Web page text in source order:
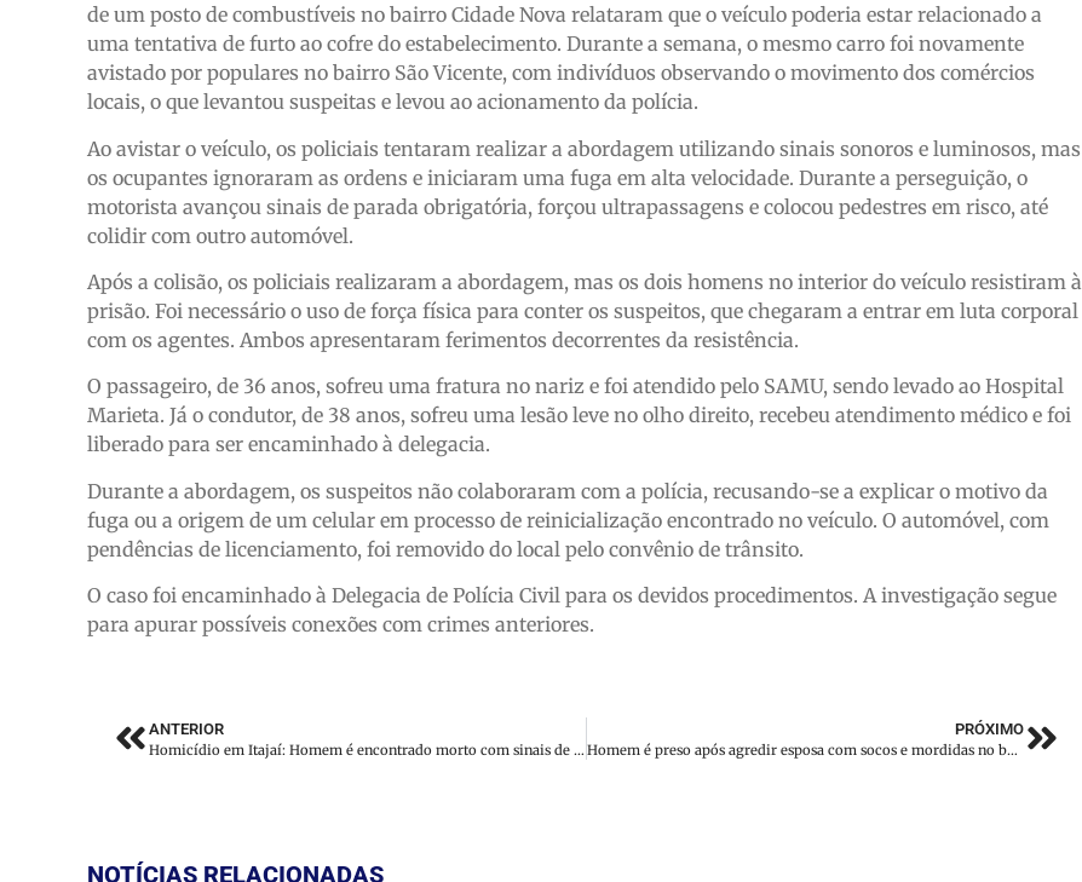
de um posto de combustíveis no bairro Cidade Nova relataram que o veículo poderia estar relacionado a
uma tentativa de furto ao cofre do estabelecimento. Durante a semana, o mesmo carro foi novamente
avistado por populares no bairro São Vicente, com indivíduos observando o movimento dos comércios
locais, o que levantou suspeitas e levou ao acionamento da polícia.
Ao avistar o veículo, os policiais tentaram realizar a abordagem utilizando sinais sonoros e luminosos, mas
os ocupantes ignoraram as ordens e iniciaram uma fuga em alta velocidade. Durante a perseguição, o
motorista avançou sinais de parada obrigatória, forçou ultrapassagens e colocou pedestres em risco, até
colidir com outro automóvel.
Após a colisão, os policiais realizaram a abordagem, mas os dois homens no interior do veículo resistiram à
prisão. Foi necessário o uso de força física para conter os suspeitos, que chegaram a entrar em luta corporal
com os agentes. Ambos apresentaram ferimentos decorrentes da resistência.
O passageiro, de 36 anos, sofreu uma fratura no nariz e foi atendido pelo SAMU, sendo levado ao Hospital
Marieta. Já o condutor, de 38 anos, sofreu uma lesão leve no olho direito, recebeu atendimento médico e foi
liberado para ser encaminhado à delegacia.
Durante a abordagem, os suspeitos não colaboraram com a polícia, recusando-se a explicar o motivo da
fuga ou a origem de um celular em processo de reinicialização encontrado no veículo. O automóvel, com
pendências de licenciamento, foi removido do local pelo convênio de trânsito.
O caso foi encaminhado à Delegacia de Polícia Civil para os devidos procedimentos. A investigação segue
para apurar possíveis conexões com crimes anteriores.
ANTERIOR
Homicídio em Itajaí: Homem é encontrado morto com sinais de violência no bairro Brejo
PRÓXIMO
Homem é preso após agredir esposa com socos e mordidas no bairro São Pedro
NOTÍCIAS RELACIONADAS